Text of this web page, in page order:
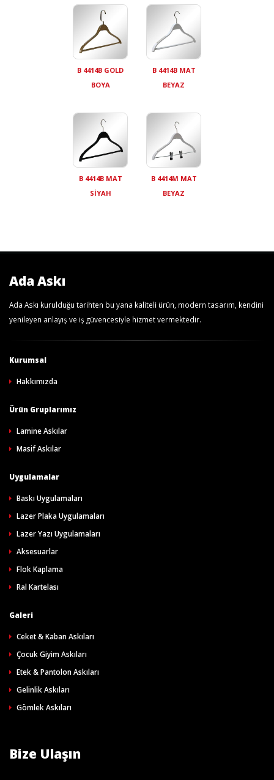
B 4414B GOLD
BOYA
B 4414B MAT
BEYAZ
B 4414B MAT
SİYAH
B 4414M MAT
BEYAZ
Ada Askı
Ada Askı kurulduğu tarihten bu yana kaliteli ürün, modern tasarım, kendini
yenileyen anlayış ve iş güvencesiyle hizmet vermektedir.
Kurumsal
Hakkımızda
Ürün Gruplarımız
Lamine Askılar
Masif Askılar
Uygulamalar
Baskı Uygulamaları
Lazer Plaka Uygulamaları
Lazer Yazı Uygulamaları
Aksesuarlar
Flok Kaplama
Ral Kartelası
Galeri
Ceket & Kaban Askıları
Çocuk Giyim Askıları
Etek & Pantolon Askıları
Gelinlik Askıları
Gömlek Askıları
Bize Ulaşın